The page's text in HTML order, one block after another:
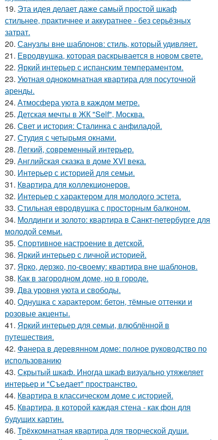
19. Эта идея делает даже самый простой шкаф
стильнее, практичнее и аккуратнее - без серьёзных
затрат.
20. Санузлы вне шаблонов: стиль, который удивляет.
21. Евродвушка, которая раскрывается в новом свете.
22. Яркий интерьер с испанским темпераментом.
23. Уютная однокомнатная квартира для посуточной
аренды.
24. Атмосфера уюта в каждом метре.
25. Детская мечты в ЖК "Self", Москва.
26. Свет и история: Сталинка с анфиладой.
27. Студия с четырьмя окнами.
28. Легкий, современный интерьер.
29. Английская сказка в доме XVI века.
30. Интерьер с историей для семьи.
31. Квартира для коллекционеров.
32. Интерьер с характером для молодого эстета.
33. Стильная евродвушка с просторным балконом.
34. Молдинги и золото: квартира в Санкт-петербурге для
молодой семьи.
35. Спортивное настроение в детской.
36. Яркий интерьер с личной историей.
37. Ярко, дерзко, по-своему: квартира вне шаблонов.
38. Как в загородном доме, но в городе.
39. Два уровня уюта и свободы.
40. Однушка с характером: бетон, тёмные оттенки и
розовые акценты.
41. Яркий интерьер для семьи, влюблённой в
путешествия.
42. Фанера в деревянном доме: полное руководство по
использованию
43. Скрытый шкаф. Иногда шкаф визуально утяжеляет
интерьер и "Съедает" пространство.
44. Квартира в классическом доме с историей.
45. Квартира, в которой каждая стена - как фон для
будущих картин.
46. Трёхкомнатная квартира для творческой души.